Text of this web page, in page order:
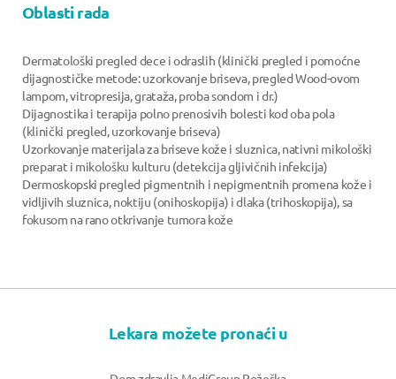
Oblasti rada
Dermatološki pregled dece i odraslih (klinički pregled i pomoćne
dijagnostičke metode: uzorkovanje briseva, pregled Wood-ovom
lampom, vitropresija, grataža, proba sondom i dr.)
Dijagnostika i terapija polno prenosivih bolesti kod oba pola
(klinički pregled, uzorkovanje briseva)
Uzorkovanje materijala za briseve kože i sluznica, nativni mikološki
preparat i mikološku kulturu (detekcija gljivičnih infekcija)
Dermoskopski pregled pigmentnih i nepigmentnih promena kože i
vidljivih sluznica, noktiju (onihoskopija) i dlaka (trihoskopija), sa
fokusom na rano otkrivanje tumora kože
Lekara možete pronaći u